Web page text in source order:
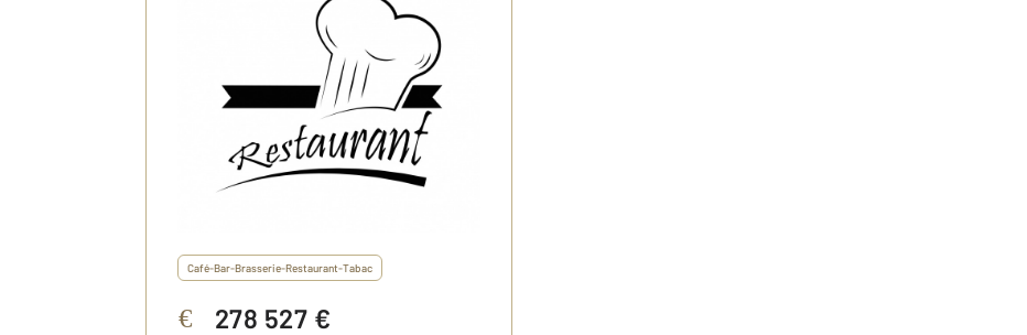
Café-Bar-Brasserie-Restaurant-Tabac
€ 278 527 €